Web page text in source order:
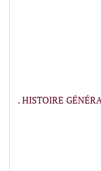
. HISTOIRE